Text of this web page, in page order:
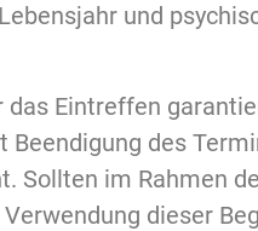
und
Eintreffen
des
Sollten im Rahmen
dieser